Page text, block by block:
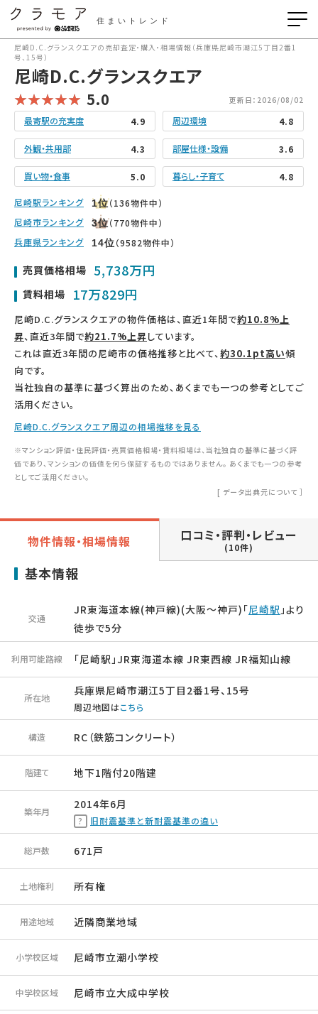
住まいトレンド
尼崎D.C.グランスクエアの売却査定・購入・相場情報（兵庫県尼崎市潮江5丁目2番1
号、15号）
尼崎D.C.グランスクエア
5.0 更新日：2026/08/02
最寄駅の充実度 4.9 周辺環境 4.8
外観・共用部 4.3 部屋仕様・設備 3.6
買い物・食事 5.0 暮らし・子育て 4.8
尼崎駅ランキング 1位（136物件中）
尼崎市ランキング
3位（770物件中）
兵庫県ランキング
14位（9582物件中）
売買価格相場 5,738万円
賃料相場 17万829円
尼崎D.C.グランスクエアの物件価格は、直近1年間で約10.8%上
昇、直近3年間で約21.7%上昇しています。
これは直近3年間の尼崎市の価格推移と比べて、約30.1pt高い傾
向です。
当社独自の基準に基づく算出のため、あくまでも一つの参考としてご
活用ください。
尼崎D.C.グランスクエア周辺の相場推移を見る
※マンション評価・住民評価・売買価格相場・賃料相場は、当社独自の基準に基づく評
価であり、マンションの価値を何ら保証するものではありません。 あくまでも一つの参考
としてご活用ください。
[ データ出典元について ］
物件情報・相場情報 口コミ・評判・レビュー
(10件)
基本情報
交通
JR東海道本線(神戸線)(大阪～神戸)「尼崎駅」より
徒歩で5分
利用可能路線 「尼崎駅」JR東海道本線 JR東西線 JR福知山線
所在地
兵庫県尼崎市潮江5丁目2番1号、15号
周辺地図はこちら
構造 RC（鉄筋コンクリート）
階建て 地下1階付20階建
築年月
2014年6月
旧耐震基準と新耐震基準の違い
総戸数 671戸
土地権利 所有権
用途地域 近隣商業地域
小学校区域 尼崎市立潮小学校
中学校区域 尼崎市立大成中学校